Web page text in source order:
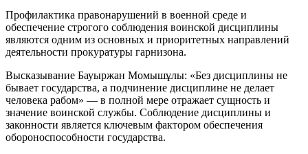
Профилактика правонарушений в военной среде и
обеспечение строгого соблюдения воинской дисциплины
являются одним из основных и приоритетных направлений
деятельности прокуратуры гарнизона.
Высказывание Бауыржан Момышұлы: «Без дисциплины не
бывает государства, а подчинение дисциплине не делает
человека рабом» — в полной мере отражает сущность и
значение воинской службы. Соблюдение дисциплины и
законности является ключевым фактором обеспечения
обороноспособности государства.